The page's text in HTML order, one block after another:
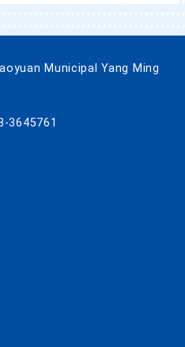
Municipal Yang Ming
3645761